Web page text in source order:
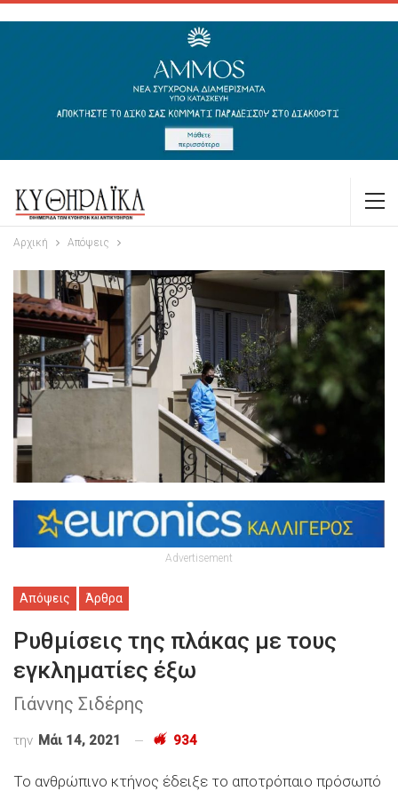
Αρχική Απόψεις
Advertisement
Απόψεις Άρθρα
Ρυθμίσεις της πλάκας με τους
εγκληματίες έξω
Γιάννης Σιδέρης
την Μάι 14, 2021 934
Το ανθρώπινο κτήνος έδειξε το αποτρόπαιο πρόσωπό